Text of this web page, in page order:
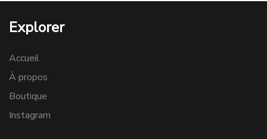
Explorer
Accueil
À propos
Boutique
Instagram